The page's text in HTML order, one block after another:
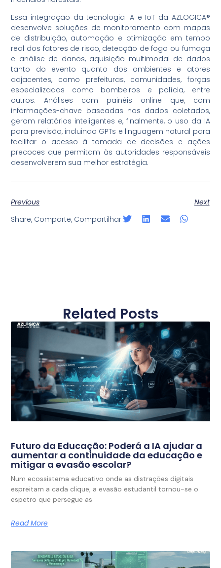
Essa integração da tecnologia IA e IoT da AZLOGICA®
desenvolve soluções de monitoramento com mapas
de distribuição, automação e otimização em tempo
real dos fatores de risco, detecção de fogo ou fumaça
e análise de danos, aquisição multimodal de dados
tanto do evento quanto dos ambientes e atores
adjacentes, como prefeituras, comunidades, forças
especializadas como bombeiros e polícia, entre
outros. Análises com painéis online que, com
informações-chave baseadas nos dados coletados,
geram relatórios inteligentes e, finalmente, o uso da IA
para previsão, incluindo GPTs e linguagem natural para
facilitar o acesso à tomada de decisões e ações
precoces que permitam às autoridades responsáveis
desenvolverem sua melhor estratégia.
Previous
Next
Share, Comparte, Compartilhar
Related Posts
Futuro da Educação: Poderá a IA ajudar a
aumentar a continuidade da educação e
mitigar a evasão escolar?
Num ecossistema educativo onde as distrações digitais
espreitam a cada clique, a evasão estudantil tornou-se o
espetro que persegue as
Read More